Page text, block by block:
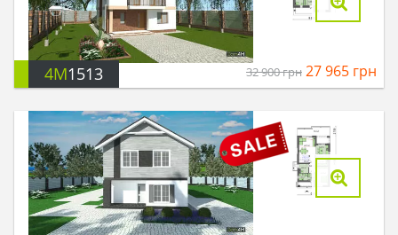
4M1513 32 900грн 27 965 грн